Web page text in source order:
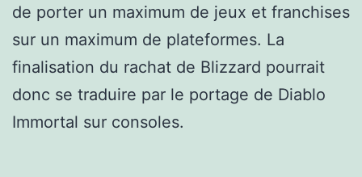
de porter un maximum de jeux et franchises
sur un maximum de plateformes. La
finalisation du rachat de Blizzard pourrait
donc se traduire par le portage de Diablo
Immortal sur consoles.